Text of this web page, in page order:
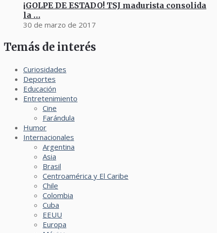
¡GOLPE DE ESTADO! TSJ madurista consolida
la …
30 de marzo de 2017
Temás de interés
Curiosidades
Deportes
Educación
Entretenimiento
Cine
Farándula
Humor
Internacionales
Argentina
Asia
Brasil
Centroamérica y El Caribe
Chile
Colombia
Cuba
EEUU
Europa